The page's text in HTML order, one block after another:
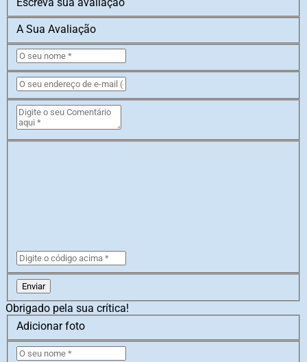
A Sua Avaliação
Enviar
Obrigado pela sua crítica!
Adicionar foto